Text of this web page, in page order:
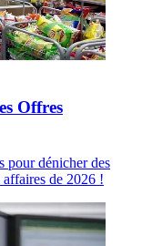
Offres
pour dénicher des
de 2026 !